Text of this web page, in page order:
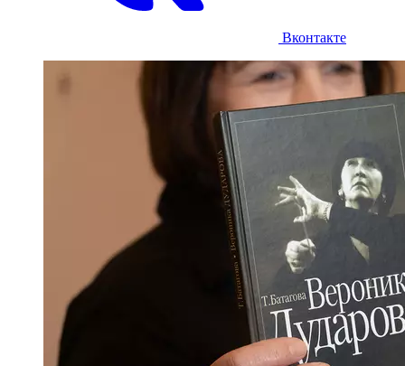
Вконтакте